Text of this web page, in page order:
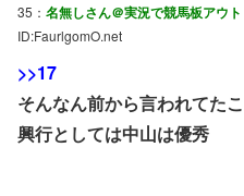
35： 名無しさん＠実況で競馬板アウト
ID:FaurlgomO.net
>>17
そんなん前から言われてた
興行としては中山は優秀